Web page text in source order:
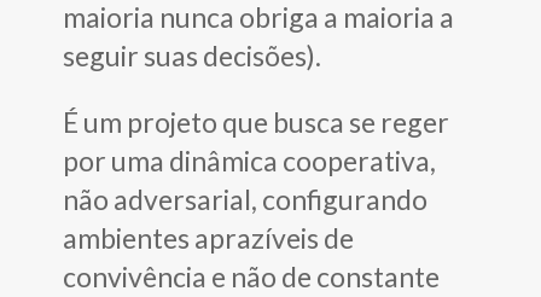
maioria nunca obriga a maioria a
seguir suas decisões).
É um projeto que busca se reger
por uma dinâmica cooperativa,
não adversarial, configurando
ambientes aprazíveis de
convivência e não de constante